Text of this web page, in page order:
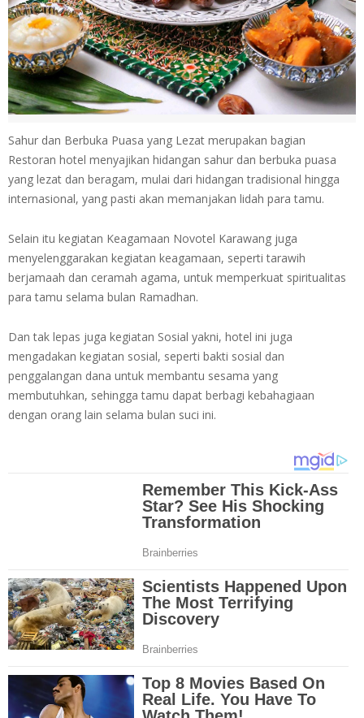
Sahur dan Berbuka Puasa yang Lezat merupakan bagian
Restoran hotel menyajikan hidangan sahur dan berbuka puasa
yang lezat dan beragam, mulai dari hidangan tradisional hingga
internasional, yang pasti akan memanjakan lidah para tamu.
Selain itu kegiatan Keagamaan Novotel Karawang juga
menyelenggarakan kegiatan keagamaan, seperti tarawih
berjamaah dan ceramah agama, untuk memperkuat spiritualitas
para tamu selama bulan Ramadhan.
Dan tak lepas juga kegiatan Sosial yakni, hotel ini juga
mengadakan kegiatan sosial, seperti bakti sosial dan
penggalangan dana untuk membantu sesama yang
membutuhkan, sehingga tamu dapat berbagi kebahagiaan
dengan orang lain selama bulan suci ini.